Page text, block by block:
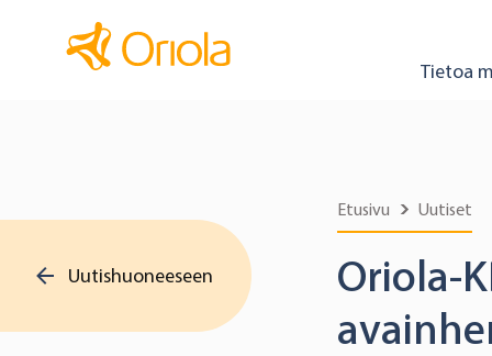
Tietoa
Uutishuoneeseen
Etusivu Uutiset
Oriola-